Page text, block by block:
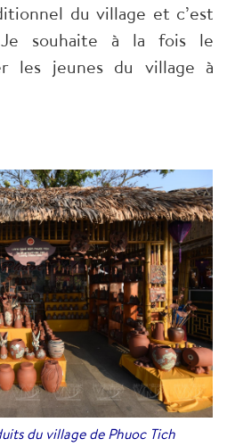
du village et c’est
Je souhaite à la fois le
les jeunes du village à
du village de Phuoc Tich